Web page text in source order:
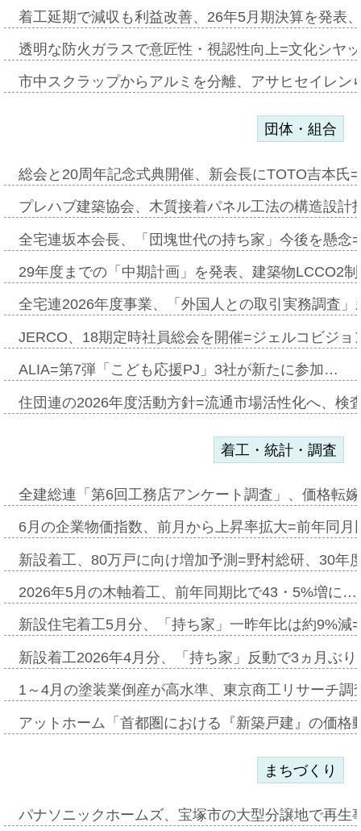
着工延期で減収も利益改善、26年5月期決算を発表
透明な防火ガラスで意匠性・視認性向上=文化シヤ
市中スクラップからアルミを分離、アサヒセイレ
団体・組合
総会と20周年記念式典開催、新会長にTOTO吉本氏
プレハブ建築協会、木質接着パネル工法の構造設
全宅連坂本会長、「団塊世代の持ち家」今後を懸
29年度までの「中期計画」を発表、建築物LCCO2
全宅連2026年度事業、「外国人との取引実務調査
JERCO、18期定時社員総会を開催=ジェルコビジ
ALIA=第7弾「こども応援PJ」3社が新たに参加…
住団連の2026年度活動方針=流通市場活性化へ、検
着工・統計・調査
全建総連「第6回工務店アンケート調査」、価格転
6月の企業物価指数、前月から上昇率拡大=前年同
新設着工、80万戸に向け増加予測=野村総研、30年
2026年5月の木軸着工、前年同期比で43・5%増に…
新設住宅着工5月分、「持ち家」一昨年比は約9%
新設着工2026年4月分、「持ち家」反動で3ヵ月ぶ
1～4月の塗装業倒産が高水準、東京商工リサーチ
アットホーム「首都圏における『新築戸建』の価
まちづくり
パナソニックホームズ、宝塚市の大型分譲地で再